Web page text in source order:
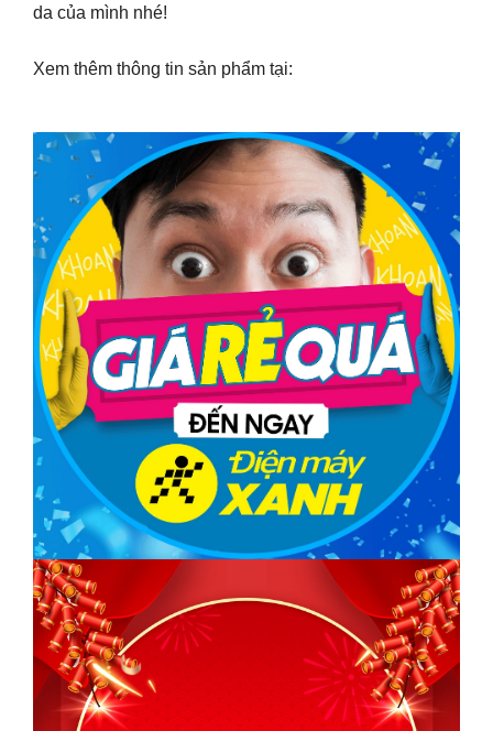
da của mình nhé!
Xem thêm thông tin sản phẩm tại: